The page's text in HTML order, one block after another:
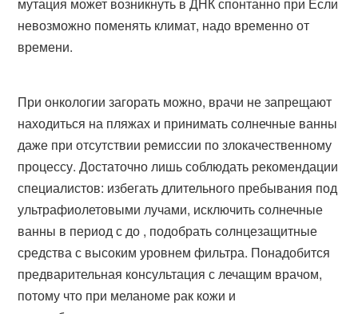
мутация может возникнуть в ДНК спонтанно при Если
невозможно поменять климат, надо временно от
времени.
При онкологии загорать можно, врачи не запрещают
находиться на пляжах и принимать солнечные ванны
даже при отсутствии ремиссии по злокачественному
процессу. Достаточно лишь соблюдать рекомендации
специалистов: избегать длительного пребывания под
ультрафиолетовыми лучами, исключить солнечные
ванны в период с до , подобрать солнцезащитные
средства с высоким уровнем фильтра. Понадобится
предварительная консультация с лечащим врачом,
потому что при меланоме рак кожи и